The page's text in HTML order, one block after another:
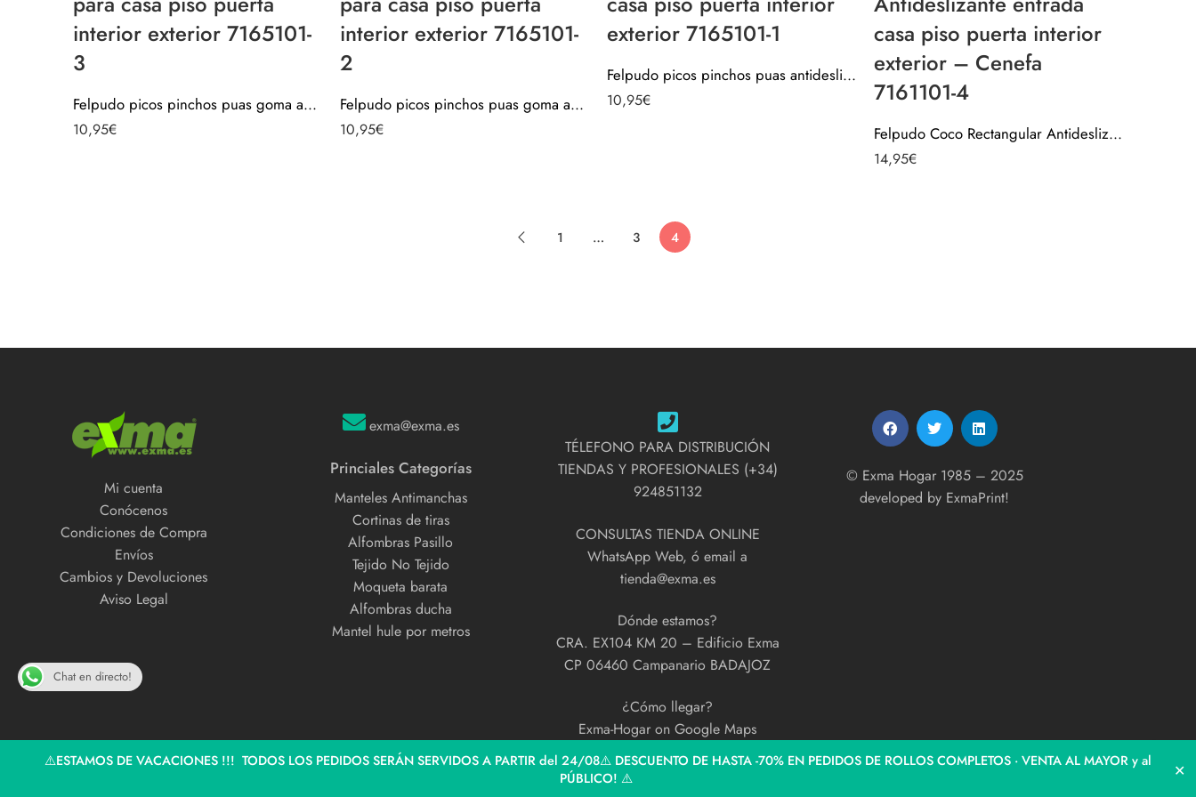
⚠️ESTAMOS DE VACACIONES !!! TODOS LOS PEDIDOS SERÁN SERVIDOS A PARTIR del 24/08⚠️ DESCUENTO DE HASTA -70% EN PEDIDOS DE ROLLOS COMPLETOS · VENTA AL MAYOR y al
PÚBLICO! ⚠️
✕
interior exterior 7165101-
3
Felpudo picos pinchos puas goma antideslizante para casa piso puerta interior exterior 7165101-3
10,95€
interior exterior 7165101-
2
Felpudo picos pinchos puas goma antideslizante para casa piso puerta interior exterior 7165101-2
10,95€
exterior 7165101-1
Felpudo picos pinchos puas antideslizante para casa piso puerta interior exterior 7165101-1
10,95€
casa piso puerta interior
exterior – Cenefa
7161101-4
Felpudo Coco Rectangular Antideslizante entrada casa piso puerta interior exterior – Cenefa 7161101-4
14,95€
1 … 3 4
Mi cuenta
Conócenos
Condiciones de Compra
Envíos
Cambios y Devoluciones
Aviso Legal
exma@exma.es
Princiales Categorías
Manteles Antimanchas
Cortinas de tiras
Alfombras Pasillo
Tejido No Tejido
Moqueta barata
Alfombras ducha
Mantel hule por metros
TÉLEFONO PARA DISTRIBUCIÓN
TIENDAS Y PROFESIONALES (+34)
924851132
CONSULTAS TIENDA ONLINE
WhatsApp Web, ó email a
tienda@exma.es
Dónde estamos?
CRA. EX104 KM 20 – Edificio Exma
CP 06460 Campanario BADAJOZ
¿Cómo llegar?
Exma-Hogar on Google Maps
© Exma Hogar 1985 – 2025
developed by ExmaPrint!
Chat en directo!